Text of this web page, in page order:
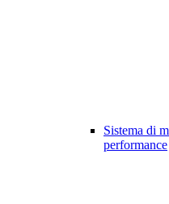
Sistema di
performance